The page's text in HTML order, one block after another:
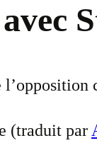
(traduit par